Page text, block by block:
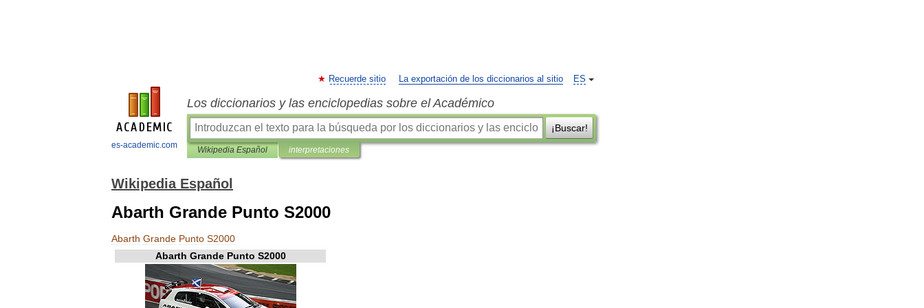
es-academic.com
ES
Recuerde sitio La exportación de los diccionarios al sitio
Los diccionarios y las enciclopedias sobre el Académico
¡Buscar!
Wikipedia Español interpretaciones
Wikipedia Español
Abarth Grande Punto S2000
Abarth Grande Punto S2000
Abarth Grande Punto S2000